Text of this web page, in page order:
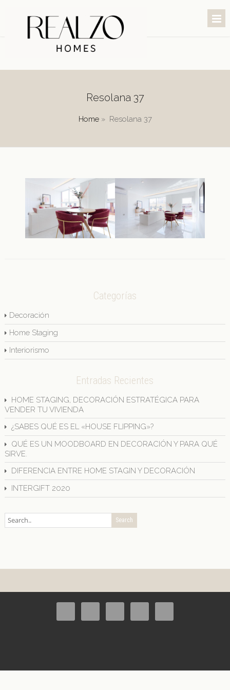
Resolana 37
Home» Resolana 37
Categorías
Decoración
Home Staging
Interiorismo
Entradas Recientes
HOME STAGING, DECORACIÓN ESTRATÉGICA PARA
VENDER TU VIVIENDA
¿SABES QUÉ ES EL «HOUSE FLIPPING»?
QUÉ ES UN MOODBOARD EN DECORACIÓN Y PARA QUÉ
SIRVE.
DIFERENCIA ENTRE HOME STAGIN Y DECORACIÓN
INTERGIFT 2020